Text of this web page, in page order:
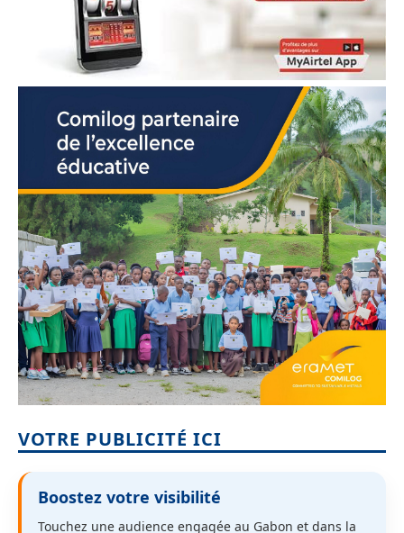
VOTRE PUBLICITÉ ICI
Boostez votre visibilité
Touchez une audience engagée au Gabon et dans la